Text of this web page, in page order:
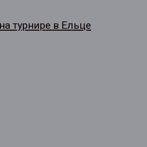
турнире в Ельце